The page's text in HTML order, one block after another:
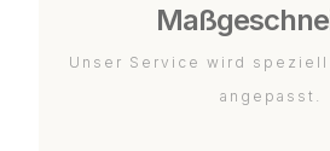
Unser Service wird speziell
angepasst.